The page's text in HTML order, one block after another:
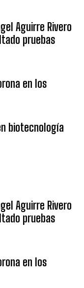
Aguirre Rivero
pruebas
en los
biotecnología
Aguirre Rivero
pruebas
en los